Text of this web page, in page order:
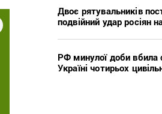
Двоє рятувальників
подвійний удар росіян
РФ минулої доби вбила
Україні чотирьох